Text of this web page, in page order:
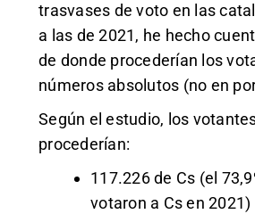
trasvases de voto en las
a las de 2021, he hecho
de donde procederían los
números absolutos (no en
Según el estudio, los
procederían:
117.226 de Cs (el
votaron a Cs en 2021)